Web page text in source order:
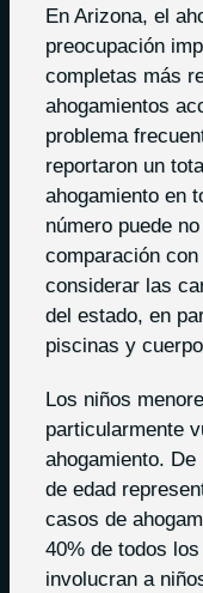
En Arizona, el
preocupación
completas más
ahogamientos
problema
reportaron un
ahogamiento en
número puede
comparación
considerar las
del estado, en
piscinas y
Los niños
particularmente
ahogamiento.
de edad
casos de
40% de todos
involucran a